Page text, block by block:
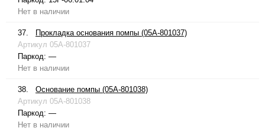
Нет в наличии
37.
Прокладка основания помпы (05A-801037)
Артикул 05A-801037
Паркод: —
Нет в наличии
38.
Основание помпы (05A-801038)
Артикул 05A-801038
Паркод: —
Нет в наличии